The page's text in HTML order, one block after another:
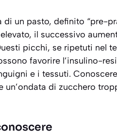
un pasto, definito “pre-
il successivo
picchi, se ripetuti nel
favorire l’insulino-
e i tessuti.
un’ondata di zucchero